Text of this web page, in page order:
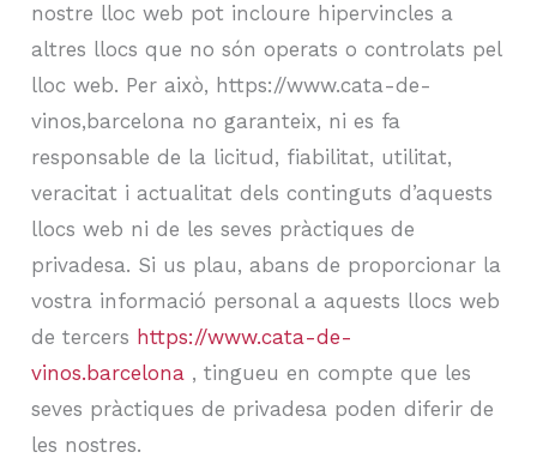
nostre lloc web pot incloure hipervincles a
altres llocs que no són operats o controlats pel
lloc web. Per això, https://www.cata-de-
vinos,barcelona no garanteix, ni es fa
responsable de la licitud, fiabilitat, utilitat,
veracitat i actualitat dels continguts d’aquests
llocs web ni de les seves pràctiques de
privadesa. Si us plau, abans de proporcionar la
vostra informació personal a aquests llocs web
de tercers https://www.cata-de-
vinos.barcelona , tingueu en compte que les
seves pràctiques de privadesa poden diferir de
les nostres.